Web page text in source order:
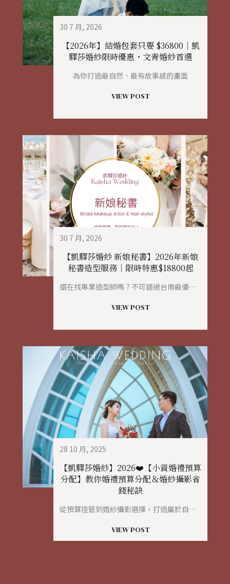
30 7 月, 2026
【2026年】結婚包套只要 $36800｜凱
驛莎婚紗限時優惠・文青婚紗首選
為你打造最自然、最有故事感的畫面
VIEW POST
30 7 月, 2026
【凱驛莎婚紗 新娘秘書】2026年新娘
秘書造型服務｜限時特惠$18800起
還在找專業造型師嗎？不可錯過台南最優質的造型團隊！
VIEW POST
28 10 月, 2025
【凱驛莎婚紗】2026❤️【小資婚禮預算
分配】教你婚禮預算分配＆婚紗攝影省
錢秘訣
從預算控管到婚紗攝影選擇，打造屬於自己的高質感婚禮！
VIEW POST